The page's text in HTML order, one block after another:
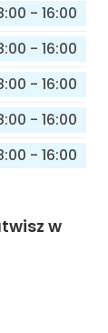
- 16:00
- 16:00
- 16:00
- 16:00
- 16:00
w